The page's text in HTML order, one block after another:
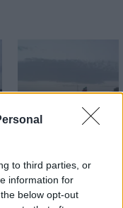
to third parties, or
information for
below opt-out
Ιράν: Αξιώνει
δεχτούν